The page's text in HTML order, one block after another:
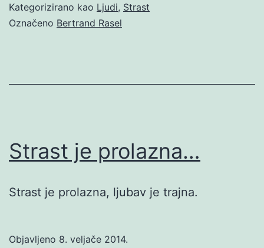
Kategorizirano kao Ljudi, Strast
Označeno Bertrand Rasel
Strast je prolazna…
Strast je prolazna, ljubav je trajna.
Objavljeno 8. veljače 2014.